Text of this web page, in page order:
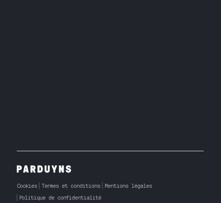
Cookies Termes et conditions
Mentions légales
Politique de confidentialité